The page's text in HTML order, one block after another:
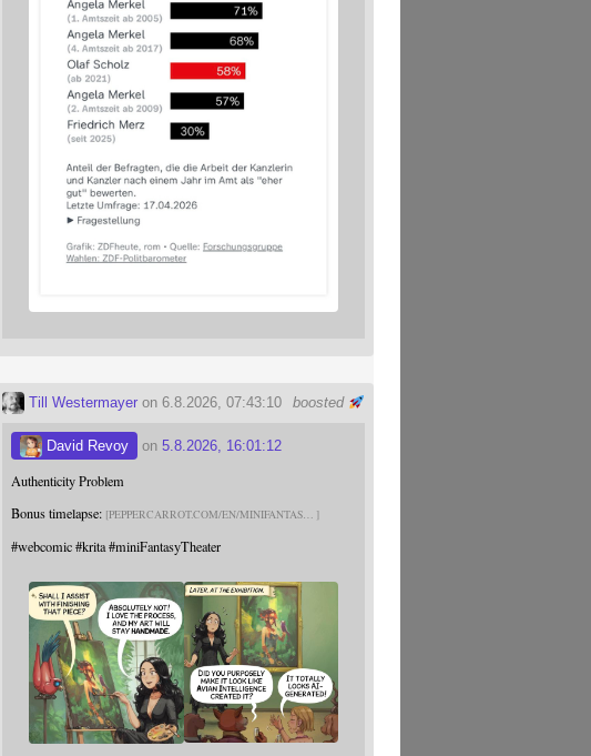
boosted
Till Westermayer on 6.8.2026, 07:43:10
David Revoy on5.8.2026, 16:01:12
Authenticity Problem
Bonus timelapse: PEPPERCARROT.COM/EN/MINIFANTAS
#webcomic #krita #miniFantasyTheater